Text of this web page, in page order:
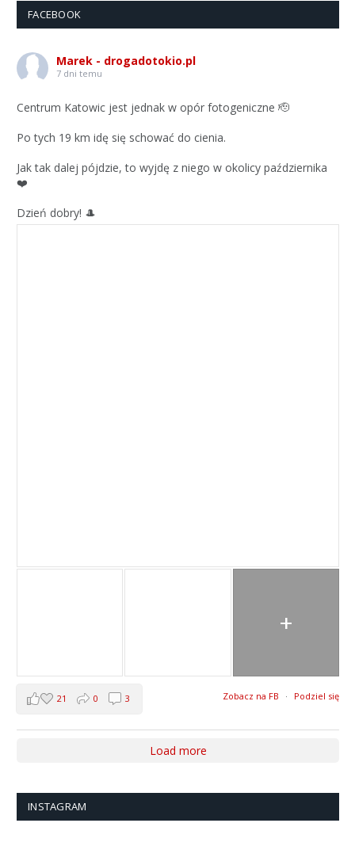
FACEBOOK
Marek - drogadotokio.pl
7 dni temu
Centrum Katowic jest jednak w opór fotogeniczne 🫡
Po tych 19 km idę się schować do cienia.
Jak tak dalej pójdzie, to wyjdę z niego w okolicy października
❤️
Dzień dobry! 🎩
+
Zobacz na FB · Podziel się
21 0 3
Load more
INSTAGRAM